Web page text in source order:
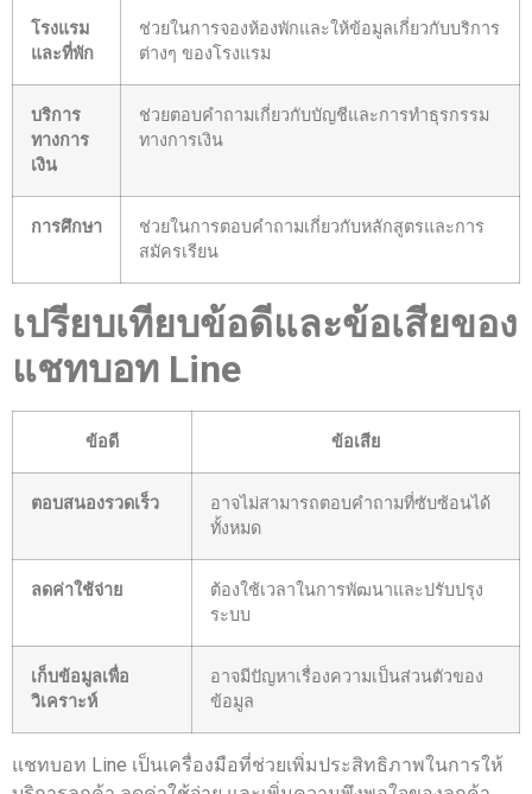
โรงแรม
และที่พัก
ช่วยในการจองห้องพักและให้ข้อมูลเกี่ยวกับบริการ
ต่างๆ ของโรงแรม
บริการ
ทางการ
เงิน
ช่วยตอบคำถามเกี่ยวกับบัญชีและการทำธุรกรรม
ทางการเงิน
การศึกษา
ช่วยในการตอบคำถามเกี่ยวกับหลักสูตรและการ
สมัครเรียน
เปรียบเทียบข้อดีและข้อเสียของ
แชทบอท Line
ข้อดี ข้อเสีย
ตอบสนองรวดเร็ว
อาจไม่สามารถตอบคำถามที่ซับซ้อนได้
ทั้งหมด
ลดค่าใช้จ่าย
ต้องใช้เวลาในการพัฒนาและปรับปรุง
ระบบ
เก็บข้อมูลเพื่อ
วิเคราะห์
อาจมีปัญหาเรื่องความเป็นส่วนตัวของ
ข้อมูล
แชทบอท Line เป็นเครื่องมือที่ช่วยเพิ่มประสิทธิภาพในการให้